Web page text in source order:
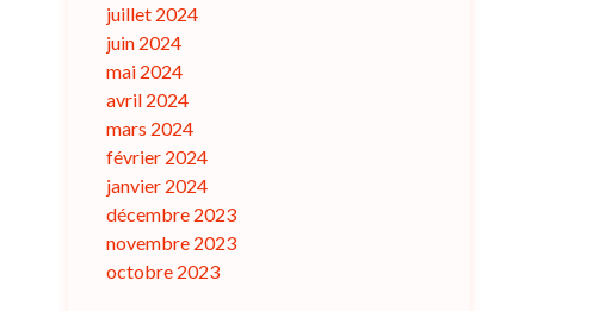
juillet 2024
juin 2024
mai 2024
avril 2024
mars 2024
février 2024
janvier 2024
décembre 2023
novembre 2023
octobre 2023